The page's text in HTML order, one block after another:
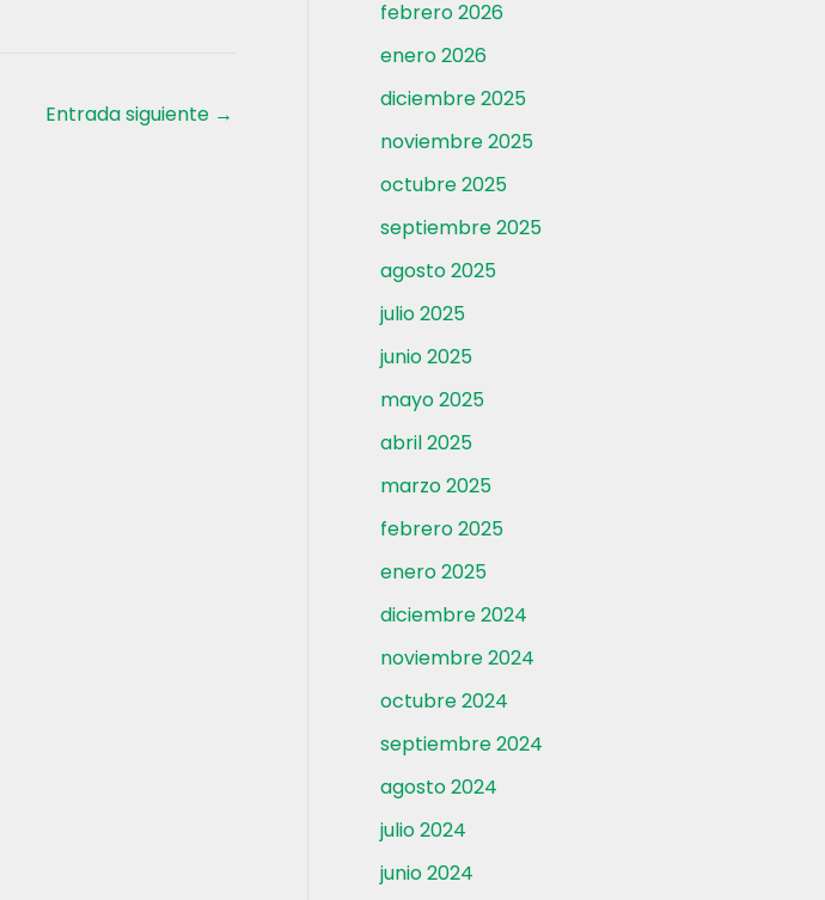
Entrada siguiente →
febrero 2026
enero 2026
diciembre 2025
noviembre 2025
octubre 2025
septiembre 2025
agosto 2025
julio 2025
junio 2025
mayo 2025
abril 2025
marzo 2025
febrero 2025
enero 2025
diciembre 2024
noviembre 2024
octubre 2024
septiembre 2024
agosto 2024
julio 2024
junio 2024